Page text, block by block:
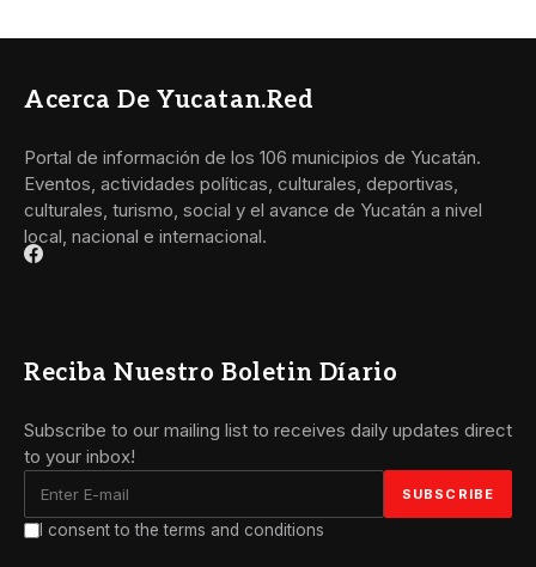
Acerca De Yucatan.red
Portal de información de los 106 municipios de Yucatán.
Eventos, actividades políticas, culturales, deportivas,
culturales, turismo, social y el avance de Yucatán a nivel
local, nacional e internacional.
Reciba Nuestro Boletin Díario
Subscribe to our mailing list to receives daily updates direct
to your inbox!
I consent to the terms and conditions